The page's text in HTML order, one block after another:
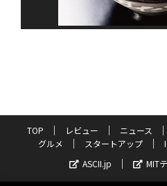
TOP レビュー ニュース
グルメ
スタートアップ
ASCII.jp
MIT